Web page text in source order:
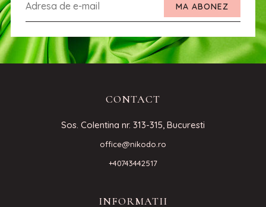
MA ABONEZ
CONTACT
Sos. Colentina nr. 313-315, Bucuresti
office@nikodo.ro
+40743442517
INFORMATII